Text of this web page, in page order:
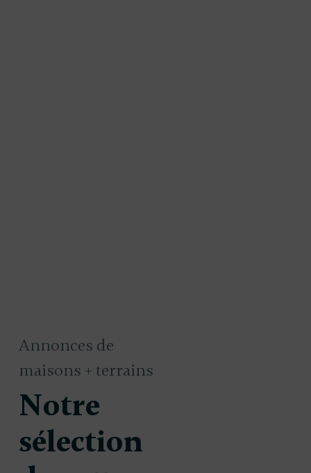
Annonces de
maisons + terrains
Notre
sélection